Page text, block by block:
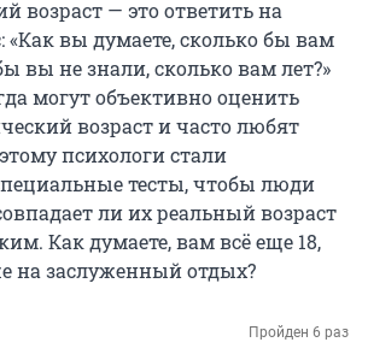
возраст — это ответить на
«Как вы думаете, сколько бы вам
вы не знали, сколько вам лет?»
могут объективно оценить
возраст и часто любят
психологи стали
тесты, чтобы люди
ли их реальный возраст
Как думаете, вам всё еще 18,
на заслуженный отдых?
Пройден 6 раз